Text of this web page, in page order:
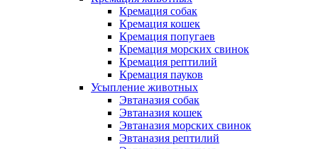
Кремация собак
Кремация кошек
Кремация попугаев
Кремация морских свинок
Кремация рептилий
Кремация пауков
Усыпление животных
Эвтаназия собак
Эвтаназия кошек
Эвтаназия морских свинок
Эвтаназия рептилий